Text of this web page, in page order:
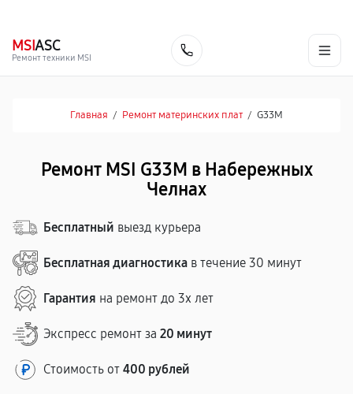
MSIASC
Ремонт техники MSI
Главная / Ремонт материнских плат / G33M
Ремонт MSI G33M в Набережных
Челнах
Бесплатный выезд курьера
Бесплатная диагностика в течение 30 минут
Гарантия на ремонт до 3х лет
Экспресс ремонт за 20 минут
Стоимость от 400 рублей